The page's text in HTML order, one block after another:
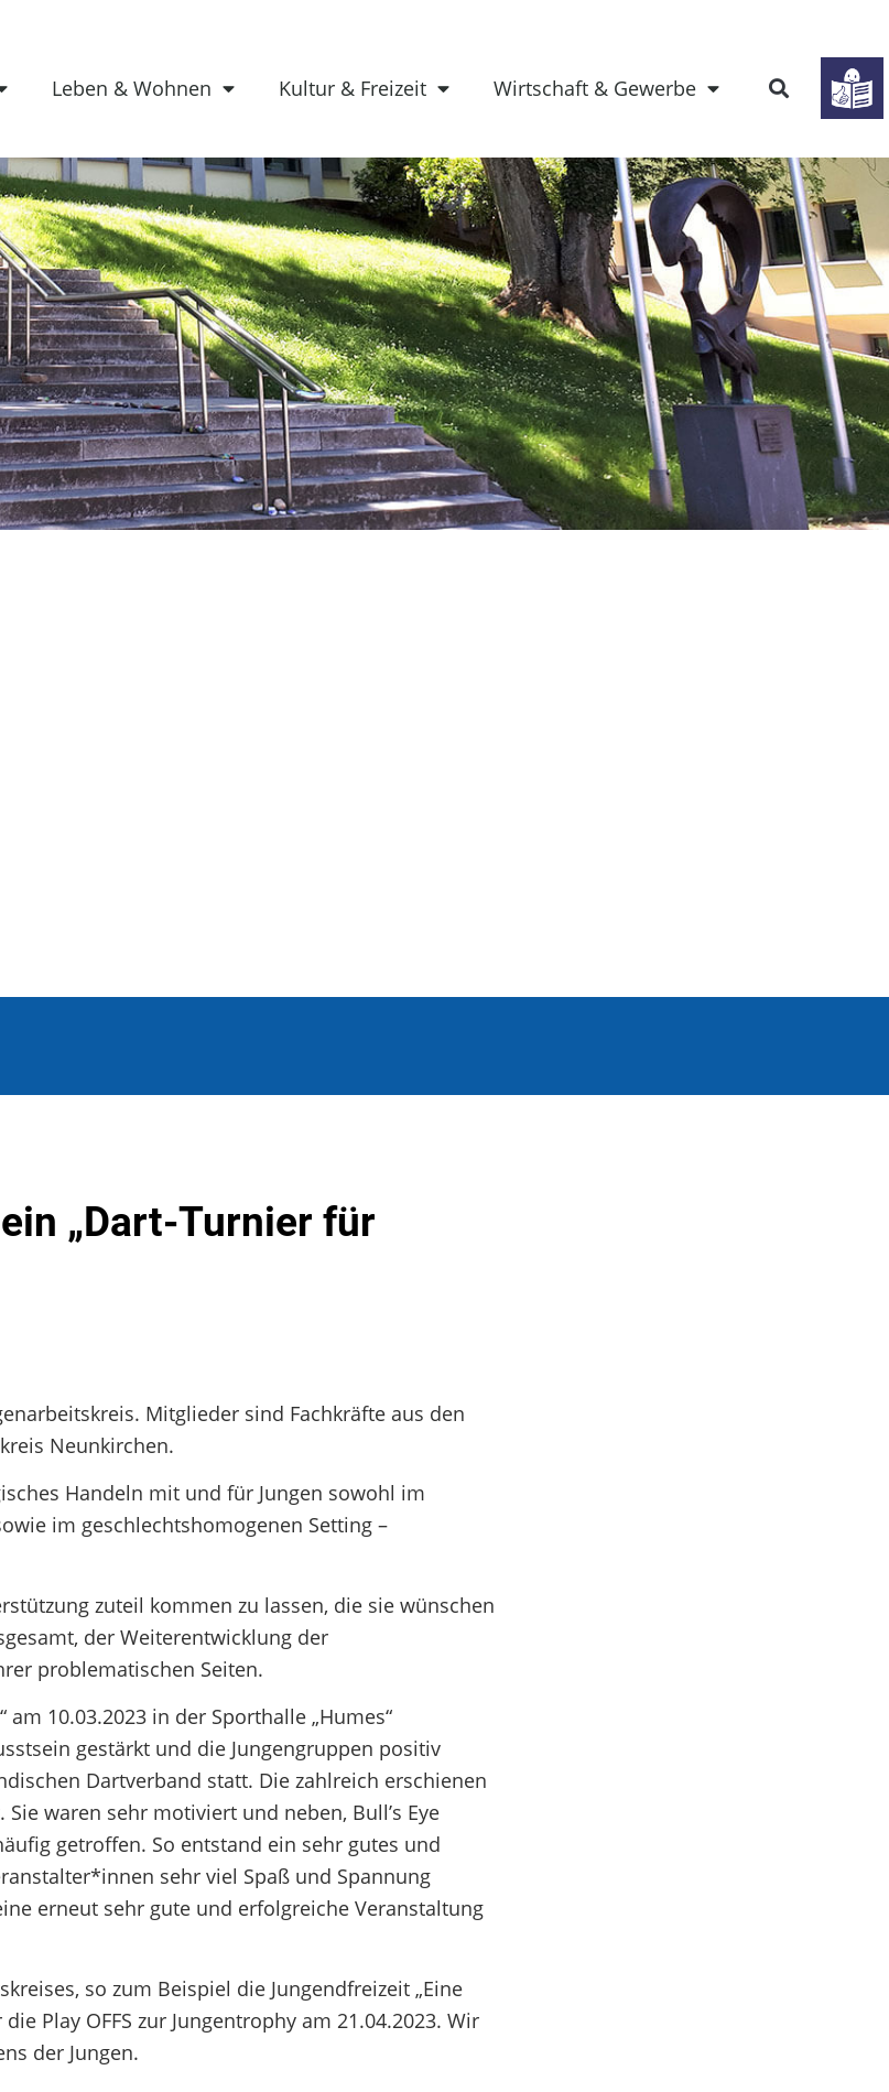
Leben & Wohnen Kultur & Freizeit Wirtschaft & Gewerbe
„Dart-Turnier für
Mitglieder sind Fachkräfte aus den
Neunkirchen.
Handeln mit und für Jungen sowohl im
im geschlechtshomogenen Setting –
zuteil kommen zu lassen, die sie wünschen
der Weiterentwicklung der
problematischen Seiten.
“ am 10.03.2023 in der Sporthalle „Humes“
gestärkt und die Jungengruppen positiv
Dartverband statt. Die zahlreich erschienen
waren sehr motiviert und neben‚ Bull’s Eye
getroffen. So entstand ein sehr gutes und
sehr viel Spaß und Spannung
erneut sehr gute und erfolgreiche Veranstaltung
so zum Beispiel die Jungendfreizeit „Eine
Play OFFS zur Jungentrophy am 21.04.2023. Wir
der Jungen.